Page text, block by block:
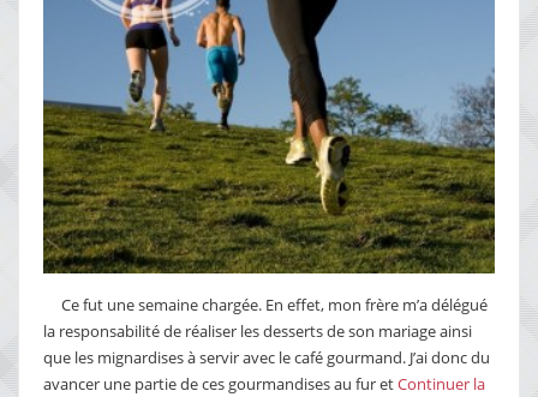
Ce fut une semaine chargée. En effet, mon frère m’a délégué
la responsabilité de réaliser les desserts de son mariage ainsi
que les mignardises à servir avec le café gourmand. J’ai donc du
avancer une partie de ces gourmandises au fur etContinuer la